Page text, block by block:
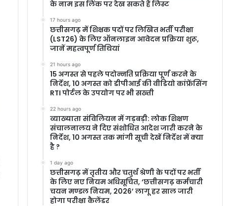
के नाम इस लिंक पर देख सकते हैं लिस्ट
17 hours ago
छत्तीसगढ़ में शिक्षक पदों पर लिखित भर्ती परीक्षा
(LST26) के लिए ऑनलाइन आवेदन प्रक्रिया शुरू,
जानें महत्वपूर्ण तिथियां
21 hours ago
15 अगस्त से पहले पदोन्नति प्रक्रिया पूर्ण करने के
निर्देश, 10 अगस्त को डीपीआई की वीडियो कांफ्रेंसिंग
RTI पोर्टल के उपयोग पर भी सख्ती
22 hours ago
​व्याख्याता संविलियन में गड़बड़ी: लोक शिक्षण
संचालनालय ने दिए संशोधित आदेश जारी करने के
निर्देश, 10 अगस्त तक मांगी सूची देखें निर्देश में क्या
है ?
1 day ago
छत्तीसगढ़ में तृतीय और चतुर्थ श्रेणी के पदों पर भर्ती
के लिए नए नियम अधिसूचित, ‘छत्तीसगढ़ कर्मचारी
चयन मण्डल नियम, 2026’ लागू हर साल जारी
होगा परीक्षा कैलेंडर